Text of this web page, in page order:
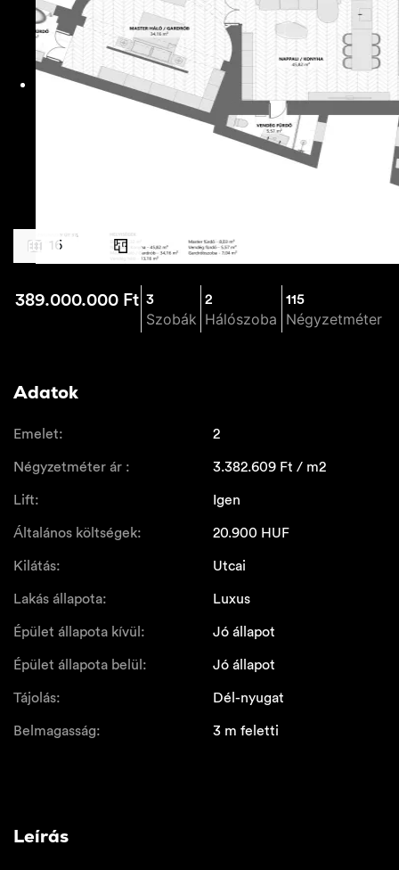
16
389.000.000 Ft 3
Szobák
2
Hálószoba
115
Négyzetméter
Adatok
Emelet: 2
Négyzetméter ár : 3.382.609 Ft / m2
Lift: Igen
Általános költségek: 20.900 HUF
Kilátás: Utcai
Lakás állapota: Luxus
Épület állapota kívül: Jó állapot
Épület állapota belül: Jó állapot
Tájolás: Dél-nyugat
Belmagasság: 3 m feletti
Leírás